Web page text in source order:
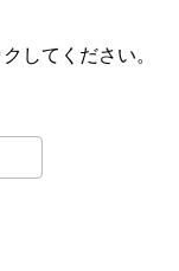
してください。